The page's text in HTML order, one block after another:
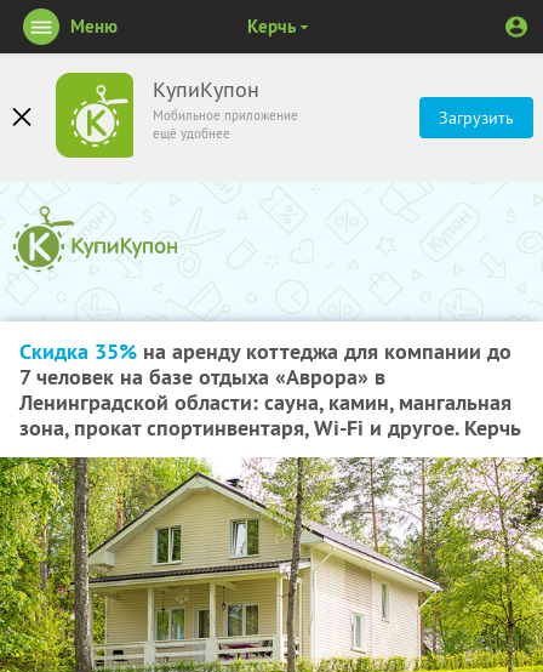
КупиКупон
Мобильное приложение
ещё удобнее
Загрузить
Меню Керчь
Скидка 35% на аренду коттеджа для компании до
7 человек на базе отдыха «Аврора» в
Ленинградской области: сауна, камин, мангальная
зона, прокат спортинвентаря, Wi-Fi и другое. Керчь